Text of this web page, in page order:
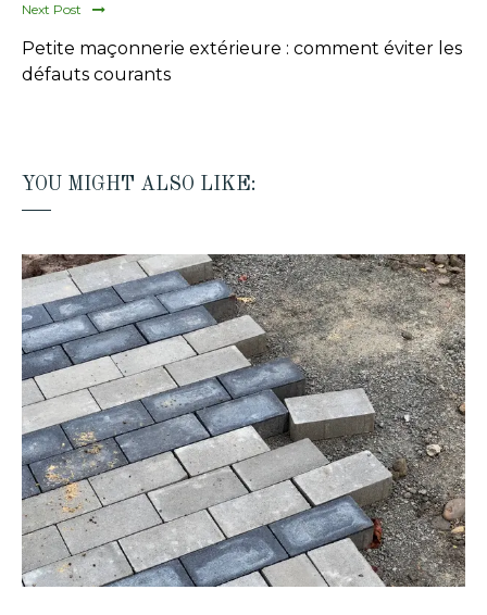
Next Post
Petite maçonnerie extérieure : comment éviter les
défauts courants
YOU MIGHT ALSO LIKE: